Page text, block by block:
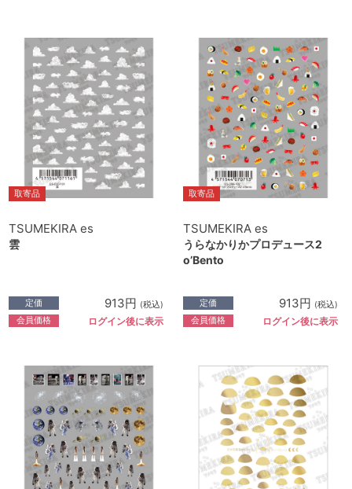
取寄品
TSUMEKIRA es
雲
定価 913円 (税込)
会員価格 ログイン後に表示
取寄品
TSUMEKIRA es
うらなかりかプロデュース2
o’Bento
定価 913円 (税込)
会員価格 ログイン後に表示